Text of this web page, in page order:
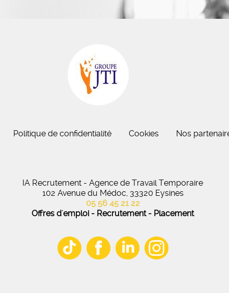
Politique de confidentialité Cookies Nos
IA Recrutement - Agence de Travail Temporaire
102 Avenue du Médoc, 33320 Eysines
05 56 45 21 22
Offres d'emploi - Recrutement - Placement